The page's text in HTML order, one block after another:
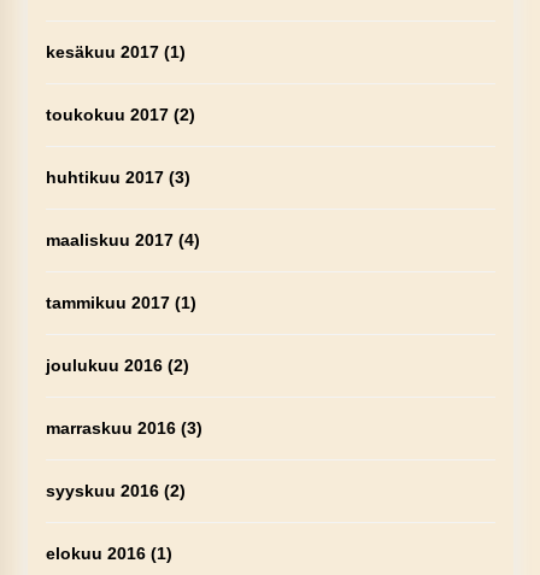
kesäkuu 2017(1)
toukokuu 2017(2)
huhtikuu 2017(3)
maaliskuu 2017(4)
tammikuu 2017(1)
joulukuu 2016(2)
marraskuu 2016(3)
syyskuu 2016(2)
elokuu 2016(1)